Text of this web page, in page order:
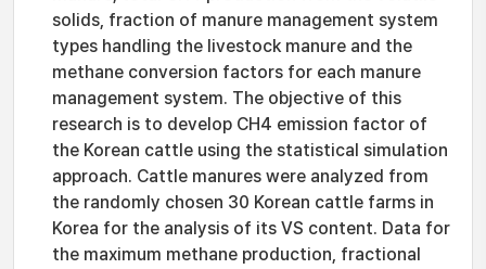
solids, fraction of manure management system
types handling the livestock manure and the
methane conversion factors for each manure
management system. The objective of this
research is to develop CH4 emission factor of
the Korean cattle using the statistical simulation
approach. Cattle manures were analyzed from
the randomly chosen 30 Korean cattle farms in
Korea for the analysis of its VS content. Data for
the maximum methane production, fractional